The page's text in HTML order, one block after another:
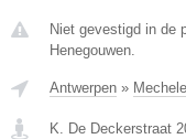
Niet gevestigd in de
Henegouwen.
Antwerpen »
K. De Deckerstraat